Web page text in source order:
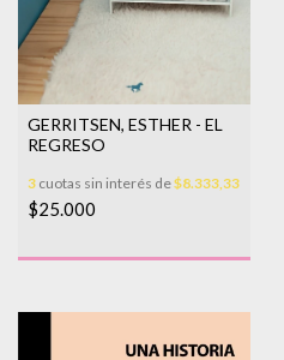
GERRITSEN, ESTHER - EL
REGRESO
3 cuotas sin interés de$8.333,33
$25.000